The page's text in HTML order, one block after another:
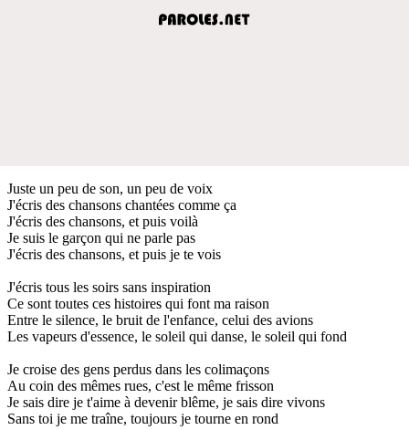
Juste un peu de son, un peu de voix
J'écris des chansons chantées comme ça
J'écris des chansons, et puis voilà
Je suis le garçon qui ne parle pas
J'écris des chansons, et puis je te vois
J'écris tous les soirs sans inspiration
Ce sont toutes ces histoires qui font ma raison
Entre le silence, le bruit de l'enfance, celui des avions
Les vapeurs d'essence, le soleil qui danse, le soleil qui fond
Je croise des gens perdus dans les colimaçons
Au coin des mêmes rues, c'est le même frisson
Je sais dire je t'aime à devenir blême, je sais dire vivons
Sans toi je me traîne, toujours je tourne en rond